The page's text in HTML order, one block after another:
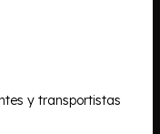
y transportistas